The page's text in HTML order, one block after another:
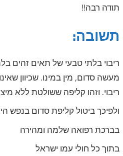
תודה רבה!!
תשובה:
ריבוי בלתי טבעי של תאים זהים
מעשה סדום, מין במינו. שכיוון
ריבוי. וזהו קליפה ששולטת ללא
ולפיכך ביטול קליפת סדום בנפש
בברכת רפואה שלמה ומהירה
בתוך כל חולי עמו ישראל